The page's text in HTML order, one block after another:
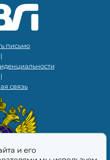
письмо
|
|
связь
и его